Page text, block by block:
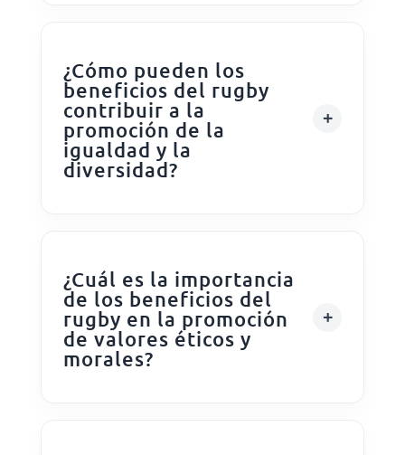
¿Cómo pueden los
beneficios del rugby
contribuir a la
promoción de la
igualdad y la
diversidad?
¿Cuál es la importancia
de los beneficios del
rugby en la promoción
de valores éticos y
morales?